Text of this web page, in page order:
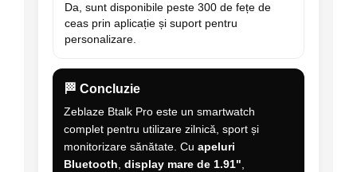
Da, sunt disponibile peste 300 de fețe de
ceas prin aplicație și suport pentru
personalizare.
🏁 Concluzie
Zeblaze Btalk Pro este un smartwatch
complet pentru utilizare zilnică, sport și
monitorizare sănătate. Cu apeluri
Bluetooth display mare de 1.91"